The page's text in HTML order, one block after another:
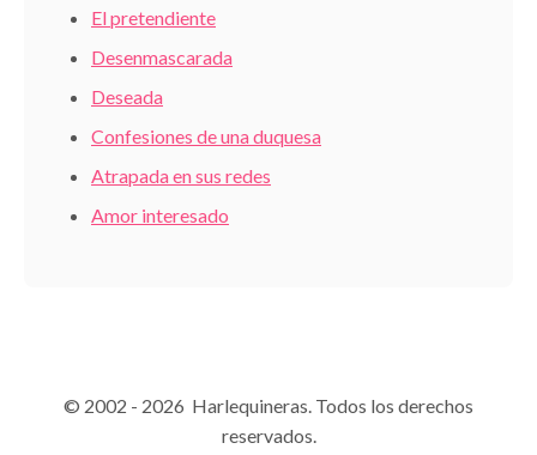
El pretendiente
Desenmascarada
Deseada
Confesiones de una duquesa
Atrapada en sus redes
Amor interesado
© 2002 - 2026 Harlequineras. Todos los derechos
reservados.